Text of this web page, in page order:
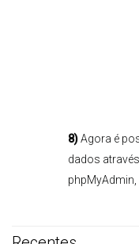
8)Agora é
dados
phpMyAdmin,